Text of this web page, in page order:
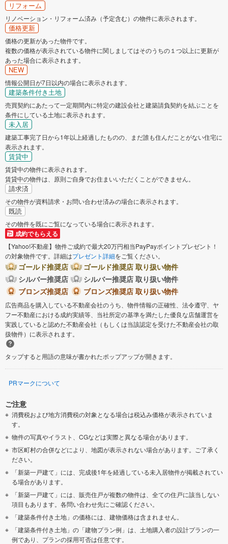
リフォーム
リノベーション・リフォーム済み（予定含む）の物件に表示されます。
価格更新
価格の更新があった物件です。
複数の価格が表示されている物件に関しましてはそのうちの１つ以上に更新が
あった場合に表示されます。
NEW
情報公開日が7日以内の場合に表示されます。
建築条件付き土地
売買契約にあたって一定期間内に特定の建設会社と建築請負契約を結ぶことを
条件にしている土地に表示されます。
未入居
建築工事完了日から1年以上経過したものの、まだ誰も住んだことがない住宅に
表示されます。
賃貸中
賃貸中の物件に表示されます。
賃貸中の物件は、原則ご自身でお住まいいただくことができません。
請求済
その物件が資料請求・お問い合わせ済みの場合に表示されます。
既読
その物件を既にご覧になっている場合に表示されます。
成約でもらえる
【Yahoo!不動産】物件ご成約で最大20万円相当PayPayポイントプレゼント！
の対象物件です。詳細はプレゼント詳細をご覧ください。
ゴールド推奨店
ゴールド推奨店 取り扱い物件
シルバー推奨店
シルバー推奨店 取り扱い物件
ブロンズ推奨店
ブロンズ推奨店 取り扱い物件
広告商品を購入している不動産会社のうち、物件情報の正確性、法令遵守、ヤ
フー不動産における成約実績等、当社所定の基準を満たした優良な店舗運営を
実践していると認めた不動産会社（もしくは当該認定を受けた不動産会社の取
扱物件）に表示されます。
タップすると用語の意味が書かれたポップアップが開きます。
PRマークについて
ご注意
消費税および地方消費税の対象となる場合は税込み価格が表示されていま
す。
物件の写真やイラスト、CGなどは実際と異なる場合があります。
市区町村の合併などにより、地図が表示されない場合があります。ご了承く
ださい。
「新築一戸建て」には、完成後1年を経過している未入居物件が掲載されてい
る場合があります。
「新築一戸建て」には、販売住戸が複数の物件は、全ての住戸に該当しない
項目もあります。各問い合わせ先にご確認ください。
「建築条件付き土地」の価格には、建物価格は含まれません。
「建築条件付き土地」の「建物プラン例」は、土地購入者の設計プランの一
例であり、プランの採用可否は任意です。